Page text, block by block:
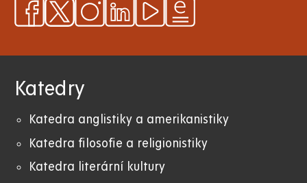
Katedry
Katedra anglistiky a amerikanistiky
Katedra filosofie a religionistiky
Katedra literární kultury